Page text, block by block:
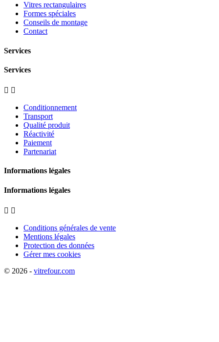
Vitres rectangulaires
Formes spéciales
Conseils de montage
Contact
Services
Services
 
Conditionnement
Transport
Qualité produit
Réactivité
Paiement
Partenariat
Informations légales
Informations légales
 
Conditions générales de vente
Mentions légales
Protection des données
Gérer mes cookies
© 2026 - vitrefour.com